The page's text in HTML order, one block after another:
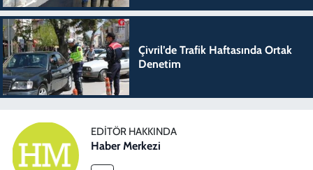
Çivril’de Trafik Haftasında Ortak
Denetim
EDITÖR HAKKINDA
Haber Merkezi